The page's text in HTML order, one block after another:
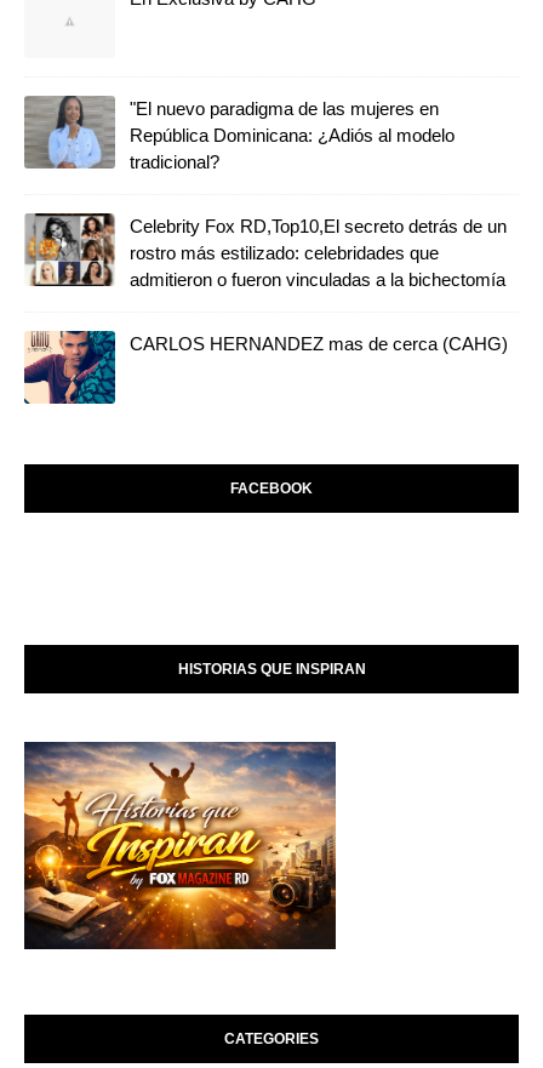
"El nuevo paradigma de las mujeres en
República Dominicana: ¿Adiós al modelo
tradicional?
Celebrity Fox RD,Top10,El secreto detrás de un
rostro más estilizado: celebridades que
admitieron o fueron vinculadas a la bichectomía
CARLOS HERNANDEZ mas de cerca (CAHG)
FACEBOOK
HISTORIAS QUE INSPIRAN
CATEGORIES